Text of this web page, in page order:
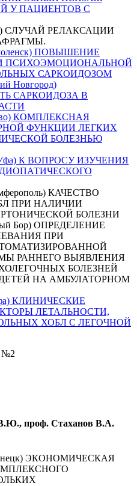
У ПАЦИЕНТОВ С
СЛУЧАЙ РЕЛАКСАЦИИ
ПОВЫШЕНИЕ
ПСИХОЭМОЦИОНАЛЬНОЙ
САРКОИДОЗОМ
Новгород)
САРКОИДОЗА В
КОМПЛЕКСНАЯ
ФУНКЦИИ ЛЕГКИХ
БОЛЕЗНЬЮ
Уфа) К ВОПРОСУ ИЗУЧЕНИЯ
КАЧЕСТВО
ПРИ НАЛИЧИИ
БОЛЕЗНИ
Бор) ОПРЕДЕЛЕНИЕ
ПРИ
РАННЕГО ВЫЯВЛЕНИЯ
БОЛЕЗНЕЙ
НА АМБУЛАТОРНОМ
КЛИНИЧЕСКИЕ
ЛЕТАЛЬНОСТИ,
ХОБЛ С ЛЕГОЧНОЙ
№2
проф. Стаханов В.А.
ЭКОНОМИЧЕСКАЯ